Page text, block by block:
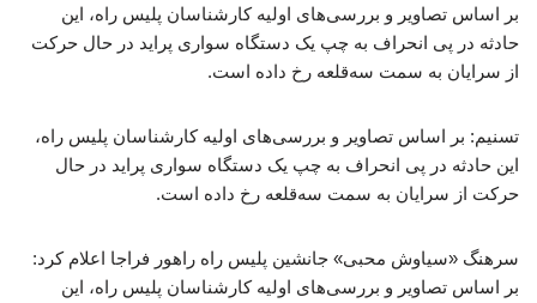
بر اساس تصاویر و بررسی‌های اولیه کارشناسان پلیس راه، این
حادثه در پی انحراف به چپ یک دستگاه سواری پراید در حال حرکت
از سرایان به سمت سه‌قلعه رخ داده است.
تسنیم: بر اساس تصاویر و بررسی‌های اولیه کارشناسان پلیس راه،
این حادثه در پی انحراف به چپ یک دستگاه سواری پراید در حال
حرکت از سرایان به سمت سه‌قلعه رخ داده است.
سرهنگ «سیاوش محبی» جانشین پلیس راه راهور فراجا اعلام کرد:
بر اساس تصاویر و بررسی‌های اولیه کارشناسان پلیس راه، این